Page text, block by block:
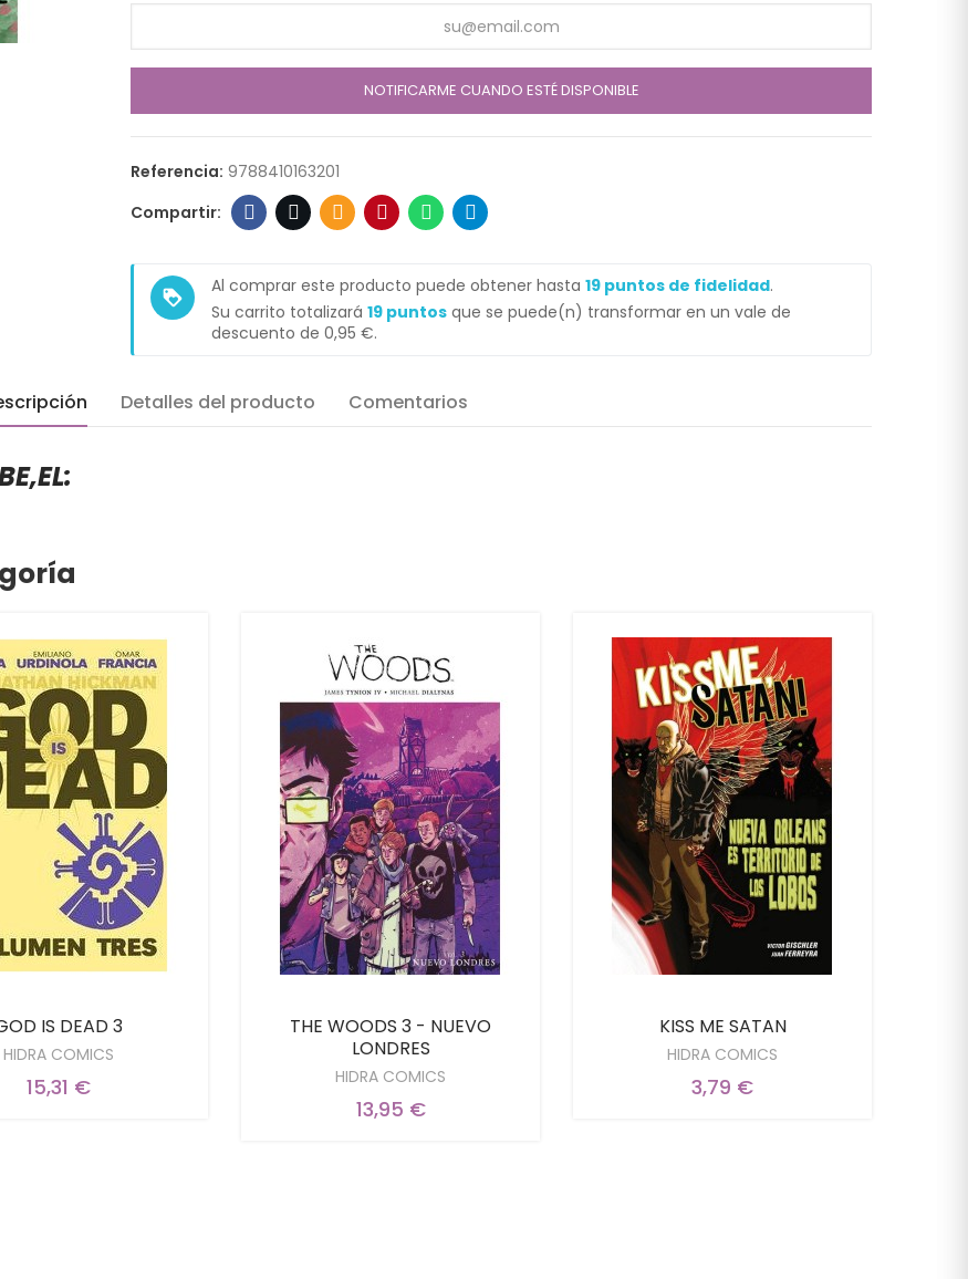
NOTIFICARME CUANDO ESTÉ DISPONIBLE
Referencia: 9788410163201
loyalty
Al comprar este producto puede obtener hasta 19 puntos de fidelidad.
Su carrito totalizará 19 puntos que se puede(n) transformar en un vale de
descuento de 0,95 €.
Detalles del producto Comentarios
IS DEAD 3
HIDRA COMICS
15,31 €
THE WOODS 3 - NUEVO
LONDRES
HIDRA COMICS
13,95 €
KISS ME SATAN
HIDRA COMICS
3,79 €